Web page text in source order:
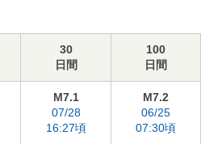
30
日間
100
日間
M7.1
07/28
16:27頃
M7.2
06/25
07:30頃